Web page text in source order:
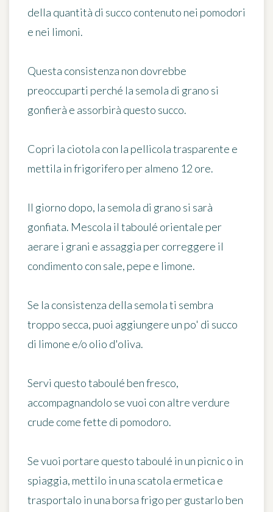
della quantità di succo contenuto nei pomodori
e nei limoni.
Questa consistenza non dovrebbe
preoccuparti perché la semola di grano si
gonfierà e assorbirà questo succo.
Copri la ciotola con la pellicola trasparente e
mettila in frigorifero per almeno 12 ore.
Il giorno dopo, la semola di grano si sarà
gonfiata. Mescola il taboulé orientale per
aerare i grani e assaggia per correggere il
condimento con sale, pepe e limone.
Se la consistenza della semola ti sembra
troppo secca, puoi aggiungere un po' di succo
di limone e/o olio d'oliva.
Servi questo taboulé ben fresco,
accompagnandolo se vuoi con altre verdure
crude come fette di pomodoro.
Se vuoi portare questo taboulé in un picnic o in
spiaggia, mettilo in una scatola ermetica e
trasportalo in una borsa frigo per gustarlo ben